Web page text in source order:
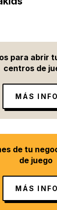
para abrir
centros de
MÁS INFO
de tu
de juego
MÁS INFO